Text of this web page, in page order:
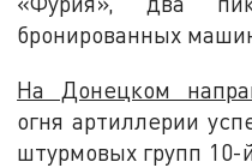
бронированных
На Донецком
огня артиллерии
штурмовых групп